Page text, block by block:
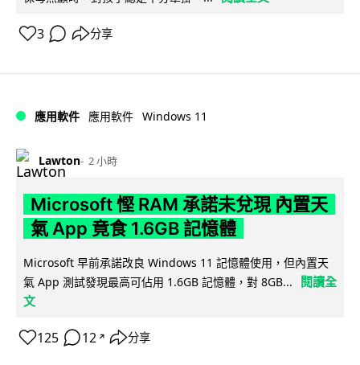
3 分享
應用軟件 應用軟件 Windows 11
Lawton 2 小時
Microsoft 慳 RAM 承諾未兌現 內置天
氣 App 竟食 1.6GB 記憶體
Microsoft 早前承諾改良 Windows 11 記憶體使用，但內置天
氣 App 測試發現最高可佔用 1.6GB 記憶體，對 8GB...
閱讀全
文
125 12 ↗ 分享